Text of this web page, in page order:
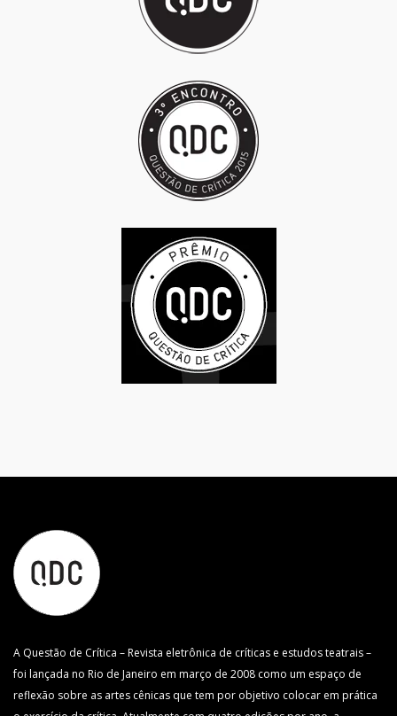
A Questão de Crítica – Revista eletrônica de críticas e estudos teatrais –
foi lançada no Rio de Janeiro em março de 2008 como um espaço de
reflexão sobre as artes cênicas que tem por objetivo colocar em prática